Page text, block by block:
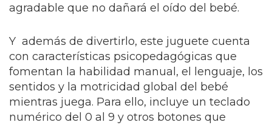
agradable que no dañará el oído del bebé.
Y además de divertirlo, este juguete cuenta
con características psicopedagógicas que
fomentan la habilidad manual, el lenguaje, los
sentidos y la motricidad global del bebé
mientras juega. Para ello, incluye un teclado
numérico del 0 al 9 y otros botones que